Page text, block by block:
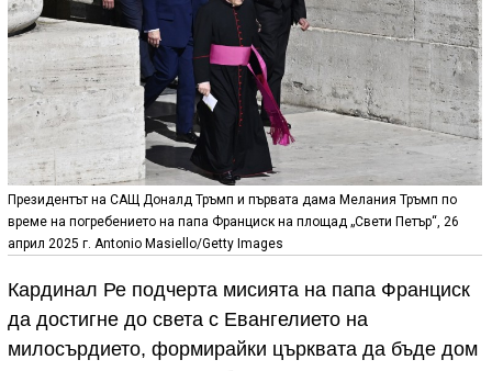
Президентът на САЩ Доналд Тръмп и първата дама Мелания Тръмп по
време на погребението на папа Франциск на площад „Свети Петър“, 26
април 2025 г. Antonio Masiello/Getty Images
Кардинал Ре подчерта мисията на папа Франциск
да достигне до света с Евангелието на
милосърдието, формирайки църквата да бъде дом